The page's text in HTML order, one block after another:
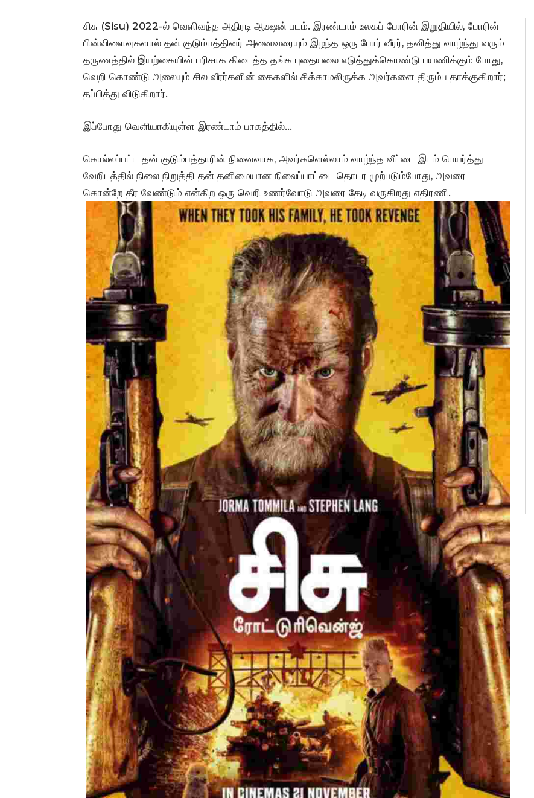
சிசு (Sisu) 2022-ல் வெளிவந்த அதிரடி ஆக்ஷன் படம். இரண்டாம் உலகப் போரின் இறுதியில், போரின்
பின்விளைவுகளால் தன் குடும்பத்தினர் அனைவரையும் இழந்த ஒரு போர் வீரர், தனித்து வாழ்ந்து வரும்
தருணத்தில் இயற்கையின் பரிசாக கிடைத்த தங்க புதையலை எடுத்துக்கொண்டு பயணிக்கும் போது,
வெறி கொண்டு அலையும் சில வீரர்களின் கைகளில் சிக்காமலிருக்க அவர்களை திரும்ப தாக்குகிறார்;
தப்பித்து விடுகிறார்.
இப்போது வெளியாகியுள்ள இரண்டாம் பாகத்தில்…
கொல்லப்பட்ட தன் குடும்பத்தாரின் நினைவாக, அவர்களெல்லாம் வாழ்ந்த வீட்டை இடம் பெயர்த்து
வேறிடத்தில் நிலை நிறுத்தி தன் தனிமையான நிலைப்பாட்டை தொடர முற்படும்போது, அவரை
கொன்றே தீர வேண்டும் என்கிற ஒரு வெறி உணர்வோடு அவரை தேடி வருகிறது எதிரணி.